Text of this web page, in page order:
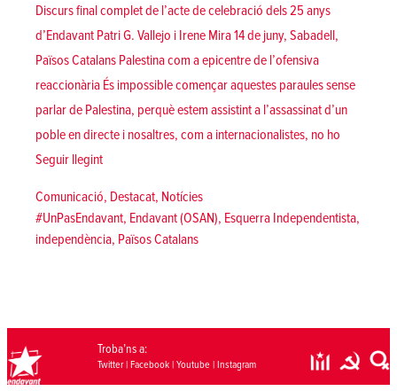
Discurs final complet de l’acte de celebració dels 25 anys
d’Endavant Patri G. Vallejo i Irene Mira 14 de juny, Sabadell,
Països Catalans Palestina com a epicentre de l’ofensiva
reaccionària És impossible començar aquestes paraules sense
parlar de Palestina, perquè estem assistint a l’assassinat d’un
poble en directe i nosaltres, com a internacionalistes, no ho
Seguir llegint«Un Pas Endavant | 25 anys al servei d’un poble»
Posted in
Comunicació, Destacat, Notícies
Tags:
#UnPasEndavant, Endavant (OSAN), Esquerra Independentista,
independència, Països Catalans
Troba’ns a:
Twitter| Facebook| Youtube| Instagram